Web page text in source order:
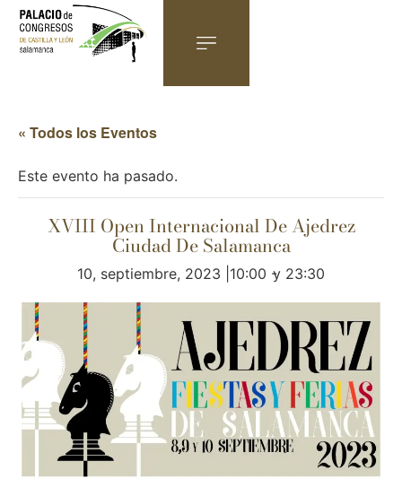
« Todos los Eventos
Este evento ha pasado.
XVIII Open Internacional De Ajedrez
Ciudad De Salamanca
10, septiembre, 2023 |10:00 - 23:30